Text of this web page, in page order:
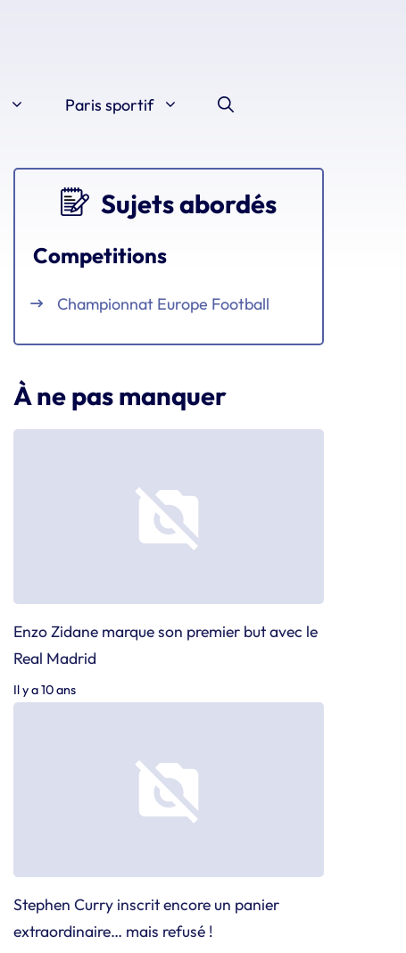
Paris sportif
Sujets abordés
Competitions
Championnat Europe Football
À ne pas manquer
Enzo Zidane marque son premier but avec le
Real Madrid
Il y a 10 ans
Stephen Curry inscrit encore un panier
extraordinaire… mais refusé !